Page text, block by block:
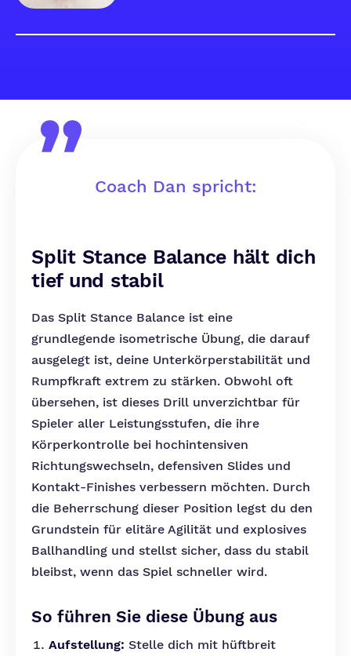
Coach Dan spricht:
Split Stance Balance hält dich
tief und stabil
Das Split Stance Balance ist eine
grundlegende isometrische Übung, die darauf
ausgelegt ist, deine Unterkörperstabilität und
Rumpfkraft extrem zu stärken. Obwohl oft
übersehen, ist dieses Drill unverzichtbar für
Spieler aller Leistungsstufen, die ihre
Körperkontrolle bei hochintensiven
Richtungswechseln, defensiven Slides und
Kontakt-Finishes verbessern möchten. Durch
die Beherrschung dieser Position legst du den
Grundstein für elitäre Agilität und explosives
Ballhandling und stellst sicher, dass du stabil
bleibst, wenn das Spiel schneller wird.
So führen Sie diese Übung aus
Aufstellung: Stelle dich mit hüftbreit